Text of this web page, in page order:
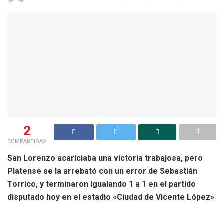
2
COMPARTIDAS
San Lorenzo acariciaba una victoria trabajosa, pero
Platense se la arrebató con un error de Sebastián
Torrico, y terminaron igualando 1 a 1 en el partido
disputado hoy en el estadio «Ciudad de Vicente López»